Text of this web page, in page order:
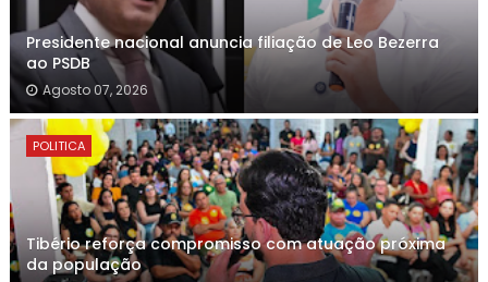
Presidente nacional anuncia filiação de Leo Bezerra
ao PSDB
Agosto 07, 2026
POLITICA
Tibério reforça compromisso com atuação próxima
da população